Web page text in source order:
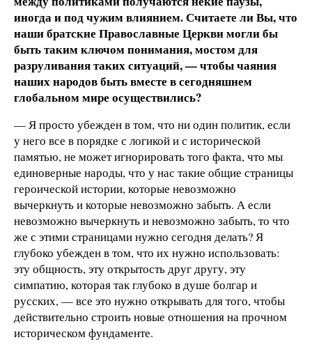
иногда и под чужим влиянием. Считаете ли Вы, что
наши братские Православные Церкви могли бы
быть таким ключом понимания, мостом для
разруливания таких ситуаций, — чтобы чаяния
наших народов быть вместе в сегодняшнем
глобальном мире осуществились?
— Я просто убежден в том, что ни один политик, если
у него все в порядке с логикой и с исторической
памятью, не может игнорировать того факта, что мы
единоверные народы, что у нас такие общие страницы
героической истории, которые невозможно
вычеркнуть и которые невозможно забыть. А если
невозможно вычеркнуть и невозможно забыть, то что
же с этими страницами нужно сегодня делать? Я
глубоко убежден в том, что их нужно использовать:
эту общность, эту открытость друг другу, эту
симпатию, которая так глубоко в душе болгар и
русских, — все это нужно открывать для того, чтобы
действительно строить новые отношения на прочном
историческом фундаменте.